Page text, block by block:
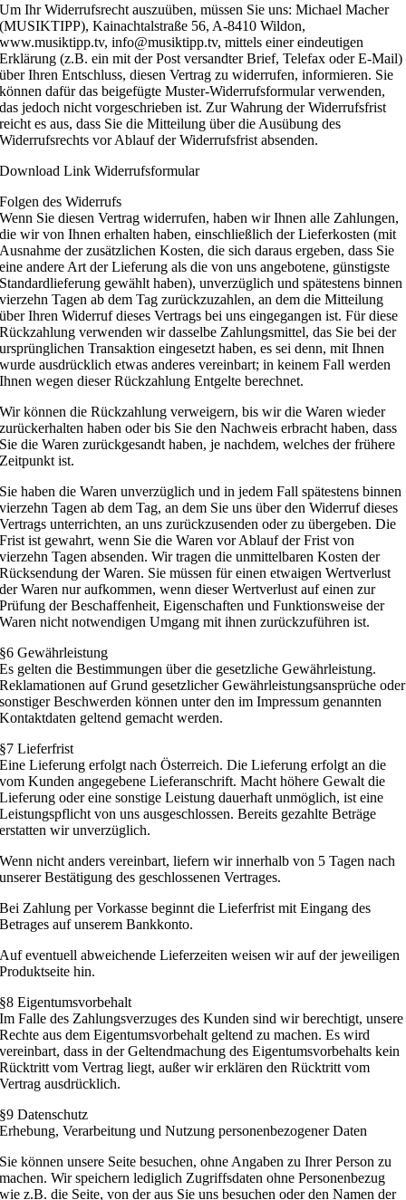
Um Ihr Widerrufsrecht auszuüben, müssen Sie uns: Michael Macher
(MUSIKTIPP), Kainachtalstraße 56, A-8410 Wildon,
www.musiktipp.tv, info@musiktipp.tv, mittels einer eindeutigen
Erklärung (z.B. ein mit der Post versandter Brief, Telefax oder E-Mail)
über Ihren Entschluss, diesen Vertrag zu widerrufen, informieren. Sie
können dafür das beigefügte Muster-Widerrufsformular verwenden,
das jedoch nicht vorgeschrieben ist. Zur Wahrung der Widerrufsfrist
reicht es aus, dass Sie die Mitteilung über die Ausübung des
Widerrufsrechts vor Ablauf der Widerrufsfrist absenden.
Download Link Widerrufsformular
Folgen des Widerrufs
Wenn Sie diesen Vertrag widerrufen, haben wir Ihnen alle Zahlungen,
die wir von Ihnen erhalten haben, einschließlich der Lieferkosten (mit
Ausnahme der zusätzlichen Kosten, die sich daraus ergeben, dass Sie
eine andere Art der Lieferung als die von uns angebotene, günstigste
Standardlieferung gewählt haben), unverzüglich und spätestens binnen
vierzehn Tagen ab dem Tag zurückzuzahlen, an dem die Mitteilung
über Ihren Widerruf dieses Vertrags bei uns eingegangen ist. Für diese
Rückzahlung verwenden wir dasselbe Zahlungsmittel, das Sie bei der
ursprünglichen Transaktion eingesetzt haben, es sei denn, mit Ihnen
wurde ausdrücklich etwas anderes vereinbart; in keinem Fall werden
Ihnen wegen dieser Rückzahlung Entgelte berechnet.
Wir können die Rückzahlung verweigern, bis wir die Waren wieder
zurückerhalten haben oder bis Sie den Nachweis erbracht haben, dass
Sie die Waren zurückgesandt haben, je nachdem, welches der frühere
Zeitpunkt ist.
Sie haben die Waren unverzüglich und in jedem Fall spätestens binnen
vierzehn Tagen ab dem Tag, an dem Sie uns über den Widerruf dieses
Vertrags unterrichten, an uns zurückzusenden oder zu übergeben. Die
Frist ist gewahrt, wenn Sie die Waren vor Ablauf der Frist von
vierzehn Tagen absenden. Wir tragen die unmittelbaren Kosten der
Rücksendung der Waren. Sie müssen für einen etwaigen Wertverlust
der Waren nur aufkommen, wenn dieser Wertverlust auf einen zur
Prüfung der Beschaffenheit, Eigenschaften und Funktionsweise der
Waren nicht notwendigen Umgang mit ihnen zurückzuführen ist.
§6 Gewährleistung
Es gelten die Bestimmungen über die gesetzliche Gewährleistung.
Reklamationen auf Grund gesetzlicher Gewährleistungsansprüche oder
sonstiger Beschwerden können unter den im Impressum genannten
Kontaktdaten geltend gemacht werden.
§7 Lieferfrist
Eine Lieferung erfolgt nach Österreich. Die Lieferung erfolgt an die
vom Kunden angegebene Lieferanschrift. Macht höhere Gewalt die
Lieferung oder eine sonstige Leistung dauerhaft unmöglich, ist eine
Leistungspflicht von uns ausgeschlossen. Bereits gezahlte Beträge
erstatten wir unverzüglich.
Wenn nicht anders vereinbart, liefern wir innerhalb von 5 Tagen nach
unserer Bestätigung des geschlossenen Vertrages.
Bei Zahlung per Vorkasse beginnt die Lieferfrist mit Eingang des
Betrages auf unserem Bankkonto.
Auf eventuell abweichende Lieferzeiten weisen wir auf der jeweiligen
Produktseite hin.
§8 Eigentumsvorbehalt
Im Falle des Zahlungsverzuges des Kunden sind wir berechtigt, unsere
Rechte aus dem Eigentumsvorbehalt geltend zu machen. Es wird
vereinbart, dass in der Geltendmachung des Eigentumsvorbehalts kein
Rücktritt vom Vertrag liegt, außer wir erklären den Rücktritt vom
Vertrag ausdrücklich.
§9 Datenschutz
Erhebung, Verarbeitung und Nutzung personenbezogener Daten
Sie können unsere Seite besuchen, ohne Angaben zu Ihrer Person zu
machen. Wir speichern lediglich Zugriffsdaten ohne Personenbezug
wie z.B. die Seite, von der aus Sie uns besuchen oder den Namen der